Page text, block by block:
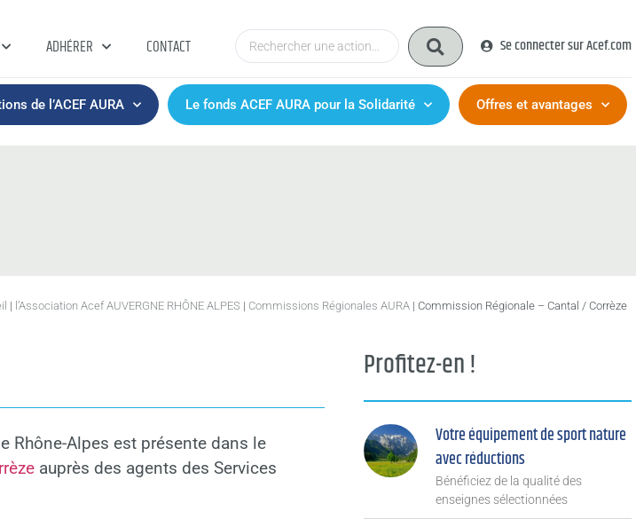
ADHÉRER CONTACT Se connecter sur Acef.com
de l’ACEF AURA Le fonds ACEF AURA pour la Solidarité Offres et avantages
| l’Association Acef AUVERGNE RHÔNE ALPES | Commissions Régionales AURA | Commission Régionale – Cantal / Corrèze
Rhône-Alpes est présente dans le
auprès des agents des Services
Profitez-en !
Votre équipement de sport nature
avec réductions
Bénéficiez de la qualité des
enseignes sélectionnées